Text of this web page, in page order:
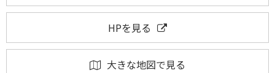
HPを見る
大きな地図で見る